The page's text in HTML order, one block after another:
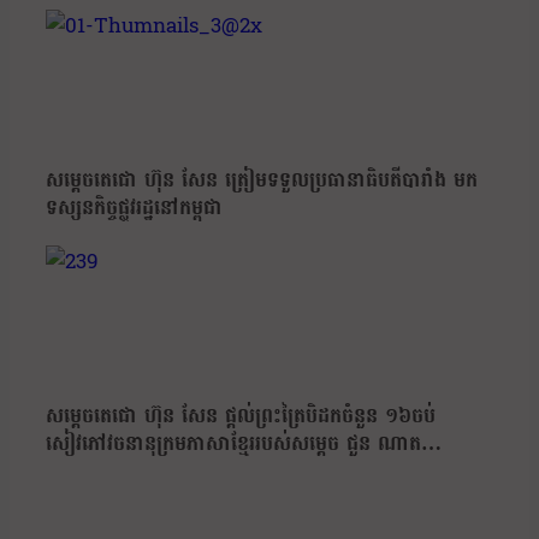
សម្តេចតេជោ ហ៊ុន សែន ត្រៀមទទួលប្រធានាធិបតីបារាំង មក
ទស្សនកិច្ចផ្លូវរដ្ឋនៅកម្ពុជា
សម្តេចតេជោ ហ៊ុន សែន ផ្ដល់ព្រះត្រៃបិដកចំនួន ១៦ចប់
សៀវភៅវចនានុក្រមភាសាខ្មែររបស់សម្ដេច ជួន ណាត…